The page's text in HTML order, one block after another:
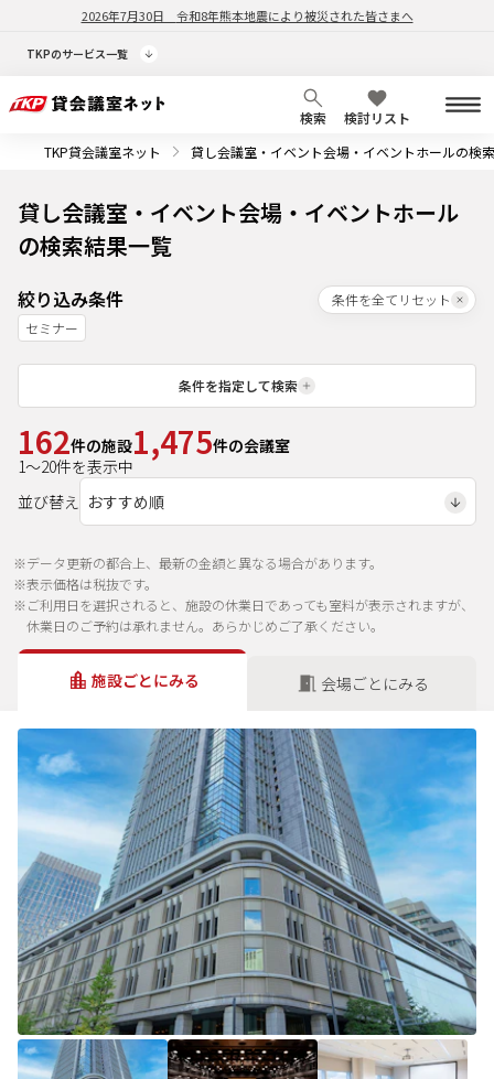
2026年7月30日 令和8年熊本地震により被災された皆さまへ
TKPのサービス一覧
検索
検討リスト
TKP貸会議室ネット
貸し会議室・イベント会場・イベントホールの検
貸し会議室・イベント会場・イベントホール
の検索結果一覧
絞り込み条件
条件を全てリセット
セミナー
条件を指定して検索
162件の施設1,475件の会議室
1～20件を表示中
並び替え
※データ更新の都合上、最新の金額と異なる場合があります。
※表示価格は税抜です。
※ご利用日を選択されると、施設の休業日であっても室料が表示されますが、
休業日のご予約は承れません。あらかじめご了承ください。
施設ごとにみる 会場ごとにみる